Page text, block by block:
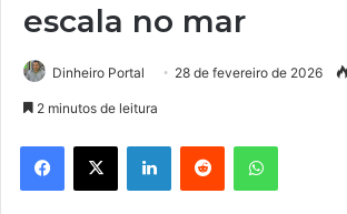
escala no mar
Dinheiro Portal 28 de fevereiro de 2026
2 minutos de leitura
Facebook
X LinkedinReddit WhatsApp